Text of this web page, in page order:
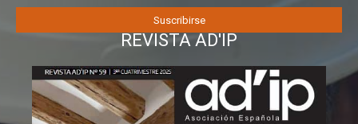
REVISTA AD'IP